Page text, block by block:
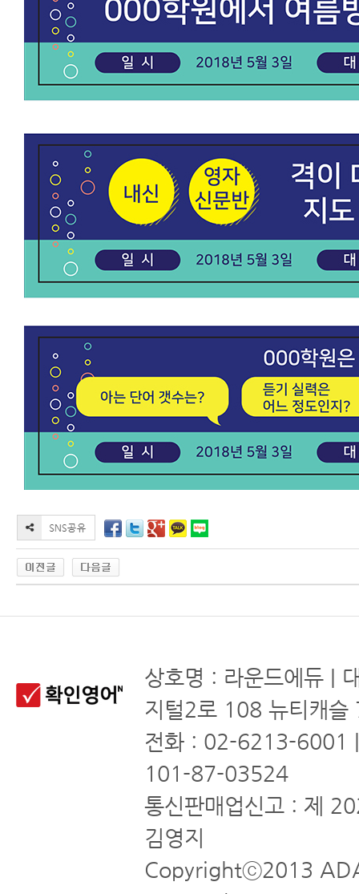
상호명 : 라운드에듀 |
지털2로 108 뉴티캐슬
전화 : 02-6213-6001
101-87-03524
통신판매업신고 : 제
김영지
Copyrightⓒ2013